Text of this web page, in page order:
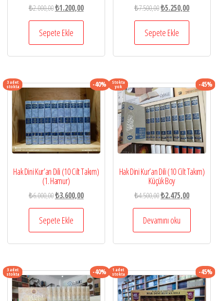
₺2.000,00Orijinal
fiyat:
₺2.000,00.
₺1.200,00Şu
andaki
₺1.200,00.
Sepete Ekle
₺7.500,00Orijinal
fiyat:
₺7.500,00.
₺5.250,00Şu
andaki
₺5.250,00.
Sepete Ekle
3 adet
stokta -40%
Hak Dini Kur’an Dili (10 Cilt Takım)
(1. Hamur)
₺6.000,00Orijinal
fiyat:
₺6.000,00.
₺3.600,00Şu
andaki
₺3.600,00.
Sepete Ekle
Stokta
yok -45%
Hak Dini Kur’an Dili (10 Cilt Takım)
Küçük Boy
₺4.500,00Orijinal
fiyat:
₺4.500,00.
₺2.475,00Şu
andaki
₺2.475,00.
Devamını oku
3 adet
stokta -40% 1 adet
stokta -45%